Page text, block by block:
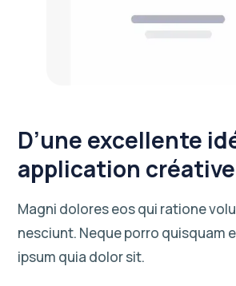
D’une excellente
application créative
Magni dolores eos qui ratione
nesciunt. Neque porro quisquam
ipsum quia dolor sit.